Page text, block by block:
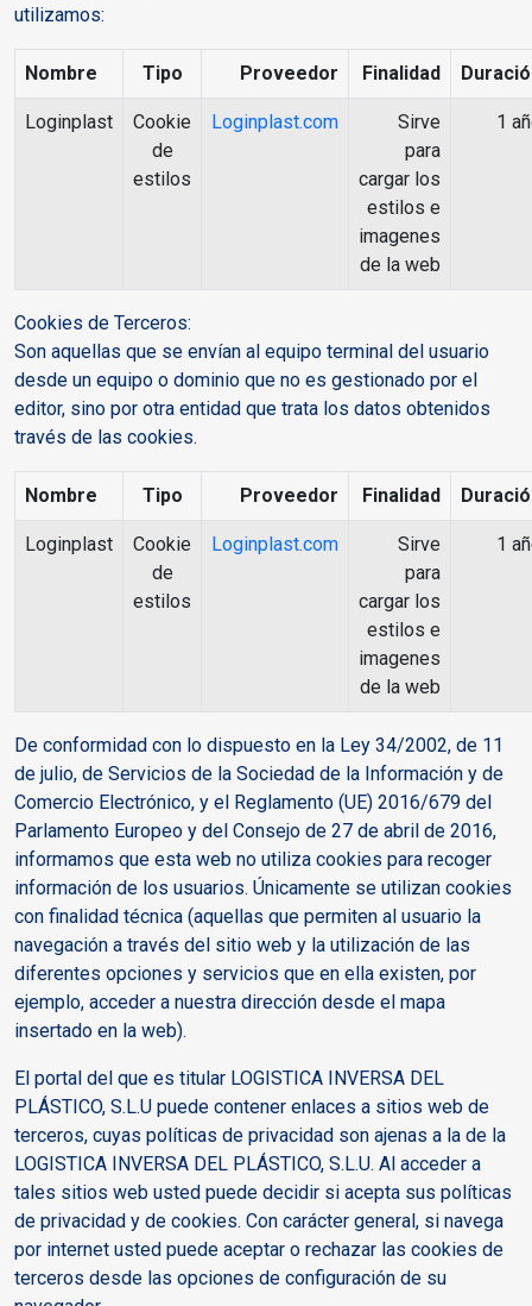
utilizamos:
Nombre Tipo Proveedor Finalidad
Loginplast
Cookie
de
estilos
Loginplast.com
Sirve
para
cargar los
estilos e
imagenes
de la web
1
Cookies de Terceros:
Son aquellas que se envían al equipo terminal del usuario
desde un equipo o dominio que no es gestionado por el
editor, sino por otra entidad que trata los datos obtenidos
través de las cookies.
Nombre Tipo Proveedor Finalidad
Loginplast
Cookie
de
estilos
Loginplast.com
Sirve
para
cargar los
estilos e
imagenes
de la web
1
De conformidad con lo dispuesto en la Ley 34/2002, de 11
de julio, de Servicios de la Sociedad de la Información y de
Comercio Electrónico, y el Reglamento (UE) 2016/679 del
Parlamento Europeo y del Consejo de 27 de abril de 2016,
informamos que esta web no utiliza cookies para recoger
información de los usuarios. Únicamente se utilizan cookies
con finalidad técnica (aquellas que permiten al usuario la
navegación a través del sitio web y la utilización de las
diferentes opciones y servicios que en ella existen, por
ejemplo, acceder a nuestra dirección desde el mapa
insertado en la web).
El portal del que es titular LOGISTICA INVERSA DEL
PLÁSTICO, S.L.U puede contener enlaces a sitios web de
terceros, cuyas políticas de privacidad son ajenas a la de la
LOGISTICA INVERSA DEL PLÁSTICO, S.L.U. Al acceder a
tales sitios web usted puede decidir si acepta sus políticas
de privacidad y de cookies. Con carácter general, si navega
por internet usted puede aceptar o rechazar las cookies de
terceros desde las opciones de configuración de su